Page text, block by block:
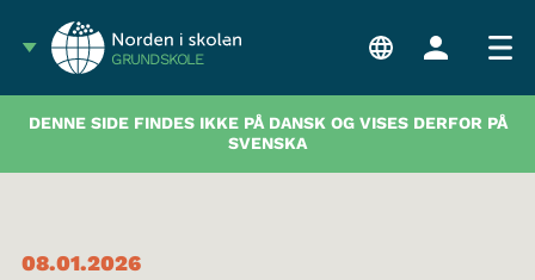
GRUNDSKOLE
DENNE SIDE FINDES IKKE PÅ DANSK OG VISES DERFOR PÅ
SVENSKA
08.01.2026